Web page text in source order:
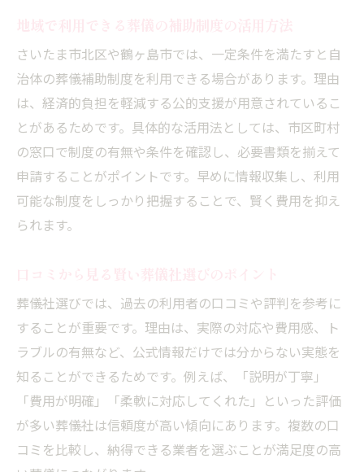
葬儀で後悔しないための実践的な比較方法
複数の葬儀社を比較する際のポイント解説
費用・サービス・口コミを総合的に評価す
る
プラン内容の違いと選び方のポイント
後悔しない葬儀のための比較チェック法
さいたま市北区や鶴ヶ島市では、一定条件を満たすと自
治体の葬儀補助制度を利用できる場合があります。理由
は、経済的負担を軽減する公的支援が用意されているこ
とがあるためです。具体的な活用法としては、市区町村
の窓口で制度の有無や条件を確認し、必要書類を揃えて
申請することがポイントです。早めに情報収集し、利用
可能な制度をしっかり把握することで、賢く費用を抑え
られます。
葬儀社選びでは、過去の利用者の口コミや評判を参考に
することが重要です。理由は、実際の対応や費用感、ト
ラブルの有無など、公式情報だけでは分からない実態を
知ることができるためです。例えば、「説明が丁寧」
「費用が明確」「柔軟に対応してくれた」といった評価
が多い葬儀社は信頼度が高い傾向にあります。複数の口
コミを比較し、納得できる業者を選ぶことが満足度の高